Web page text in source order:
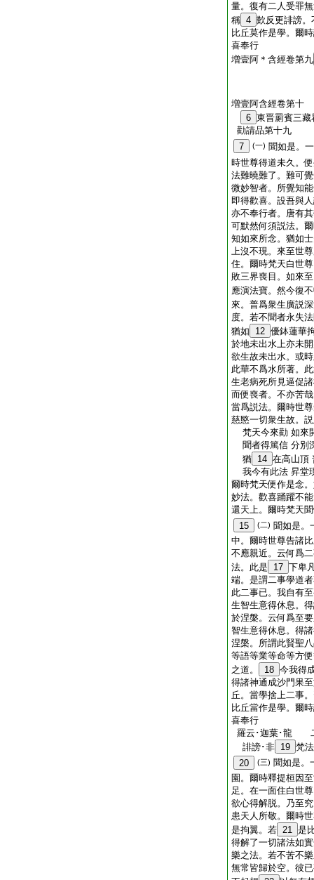
量。復有二人受罪
稱 4 歎反更誹謗。
比丘莫作是學。爾
喜奉行
増壹阿＊含經卷第九
増壹阿含經卷第十
6 東晋罽賓三
勸請品第十九
7
(一) 聞如是。
時世尊得道未久。
法難曉難了。難可
微妙智者。所覺知
即得歡喜。設吾與
亦不奉行者。唐有
可默然何須説法。
知如來所念。猶如
上沒不現。來至世
住。爾時梵天白世
敗三界喪目。如來
應演法寶。然今復
來。普爲衆生廣説
度。若不聞者永失
猶如
12 優鉢蓮華
於地未出水上亦未
欲生故未出水。或
此華不爲水所著。
生老病死所見逼促
而便喪者。不亦苦
當爲説法。爾時世
慈愍一切衆生故。
梵天今來勸 如來
聞者得篤信 分別
猶 14 在高山頂
我今有此法 昇堂
爾時梵天便作是念
妙法。歡喜踊躍不
還天上。爾時梵天
15
(二) 聞如是。
中。爾時世尊告諸
不應親近。云何爲
法。此是
17 下卑
端。是謂二事學道
此二事已。我自有
生智生意得休息。
於涅槃。云何爲至
智生意得休息。得
涅槃。所謂此賢聖
等語等業等命等方
之道。
18 今我得
得諸神通成沙門果
丘。當學捨上二事
比丘當作是學。爾
喜奉行
羅云･迦葉･龍
誹謗･非 19 梵
20
(三) 聞如是。
園。爾時釋提桓因
足。在一面住白世
欲心得解脱。乃至
患天人所敬。爾時
是拘翼。若 21 是
得解了一切諸法如
樂之法。若不苦不
無常皆歸於空。彼